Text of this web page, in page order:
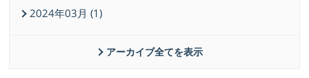
2024年03月 (1)
アーカイブ全てを表示